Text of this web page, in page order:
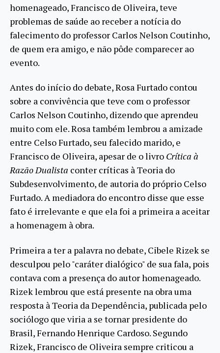
homenageado, Francisco de Oliveira, teve
problemas de saúde ao receber a notícia do
falecimento do professor Carlos Nelson Coutinho,
de quem era amigo, e não pôde comparecer ao
evento.
Antes do início do debate, Rosa Furtado contou
sobre a convivência que teve com o professor
Carlos Nelson Coutinho, dizendo que aprendeu
muito com ele. Rosa também lembrou a amizade
entre Celso Furtado, seu falecido marido, e
Francisco de Oliveira, apesar de o livro Crítica à
Razão Dualista conter críticas à Teoria do
Subdesenvolvimento, de autoria do próprio Celso
Furtado. A mediadora do encontro disse que esse
fato é irrelevante e que ela foi a primeira a aceitar
a homenagem à obra.
Primeira a ter a palavra no debate, Cibele Rizek se
desculpou pelo "caráter dialógico" de sua fala, pois
contava com a presença do autor homenageado.
Rizek lembrou que está presente na obra uma
resposta à Teoria da Dependência, publicada pelo
sociólogo que viria a se tornar presidente do
Brasil, Fernando Henrique Cardoso. Segundo
Rizek, Francisco de Oliveira sempre criticou a